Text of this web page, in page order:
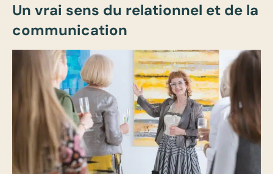
Un vrai sens du relationnel et de la
communication